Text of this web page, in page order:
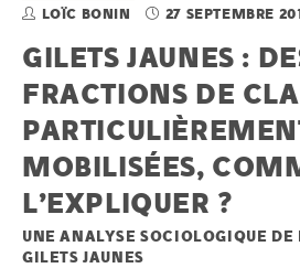
LOÏC BONIN 27 SEPTEMBRE
GILETS JAUNES :
FRACTIONS DE
MOBILISÉES,
L’EXPLIQUER ?
UNE ANALYSE SOCIOLOGIQUE DE
GILETS JAUNES